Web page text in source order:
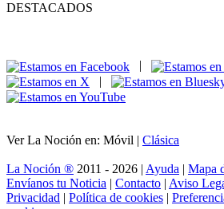
DESTACADOS
|
Ver La Noción en: Móvil | Clásica
La Noción ® 2011 - 2026 | Ayuda | Mapa
Envíanos tu Noticia | Contacto | Aviso
Privacidad | Política de cookies |